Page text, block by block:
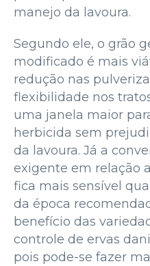
manejo da lavoura.
Segundo ele, o grão
modificado é mais
redução nas
flexibilidade nos
uma janela maior
herbicida sem
da lavoura. Já a
exigente em relação
fica mais sensível
da época
benefício das
controle de ervas
pois pode-se fazer